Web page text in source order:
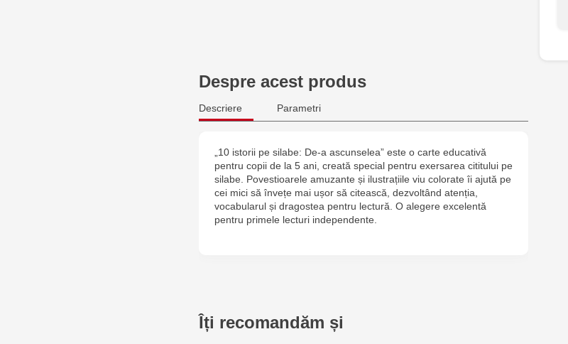
Despre acest produs
Descriere Parametri
„10 istorii pe silabe: De-a ascunselea” este o carte educativă
pentru copii de la 5 ani, creată special pentru exersarea cititului pe
silabe. Povestioarele amuzante și ilustrațiile viu colorate îi ajută pe
cei mici să învețe mai ușor să citească, dezvoltând atenția,
vocabularul și dragostea pentru lectură. O alegere excelentă
pentru primele lecturi independente.
Îți recomandăm și